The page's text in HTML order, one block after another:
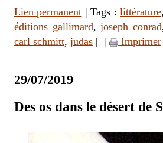
Lien permanent | Tags :littérature
éditions gallimard,joseph conrad
carl schmitt, judas | | Imprimer
29/07/2019
Des os dans le désert de